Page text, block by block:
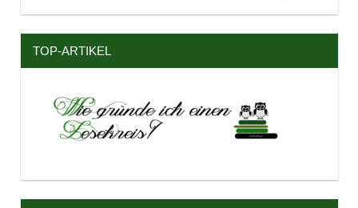
TOP-ARTIKEL